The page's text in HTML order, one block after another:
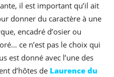
il est important qu’il ait
donner du caractère à une
encadré d’osier ou
ce n’est pas le choix qui
est donné avec l’une des
d’hôtes de Laurence du